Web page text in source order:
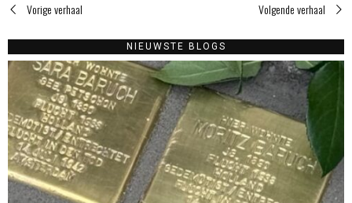
Vorige verhaal Volgende verhaal
NIEUWSTE BLOGS